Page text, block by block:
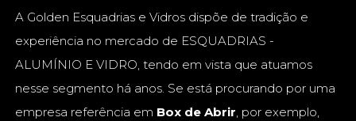
A Golden Esquadrias e Vidros dispõe de tradição e
experiência no mercado de ESQUADRIAS -
ALUMÍNIO E VIDRO, tendo em vista que atuamos
nesse segmento há anos. Se está procurando por uma
empresa referência em Box de Abrir, por exemplo,